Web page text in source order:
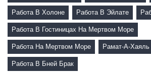
Работа В Холоне Работа В Эйлате
Работа В Гостиницах На Мертвом Море
Работа На Мертвом Море Рамат-А-Хаяль
Работа В Бней Брак